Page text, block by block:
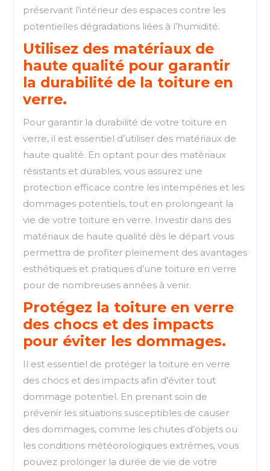
préservant l’intérieur des espaces contre les
potentielles dégradations liées à l’humidité.
Utilisez des matériaux de
haute qualité pour garantir
la durabilité de la toiture en
verre.
Pour garantir la durabilité de votre toiture en
verre, il est essentiel d’utiliser des matériaux de
haute qualité. En optant pour des matériaux
résistants et durables, vous assurez une
protection efficace contre les intempéries et les
dommages potentiels, tout en prolongeant la
vie de votre toiture en verre. Investir dans des
matériaux de haute qualité dès le départ vous
permettra de profiter pleinement des avantages
esthétiques et pratiques d’une toiture en verre
pour de nombreuses années à venir.
Protégez la toiture en verre
des chocs et des impacts
pour éviter les dommages.
Il est essentiel de protéger la toiture en verre
des chocs et des impacts afin d’éviter tout
dommage potentiel. En prenant soin de
prévenir les situations susceptibles de causer
des dommages, comme les chutes d’objets ou
les conditions météorologiques extrêmes, vous
pouvez prolonger la durée de vie de votre